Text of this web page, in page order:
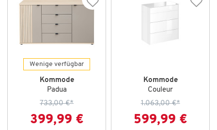
Wenige verfügbar
Kommode
Padua
733,00 €*
399,99 €
Kommode
Couleur
1.063,00 €*
599,99 €